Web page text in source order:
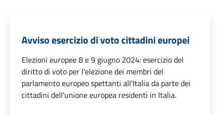
Avviso esercizio di voto cittadini europei
Elezioni europee 8 e 9 giugno 2024: esercizio del
diritto di voto per l'elezione dei membri del
parlamento europeo spettanti all'Italia da parte dei
cittadini dell'unione europea residenti in Italia.